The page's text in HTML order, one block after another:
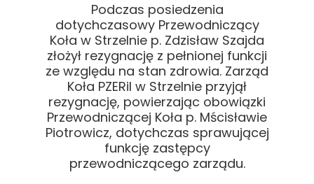
Podczas posiedzenia
dotychczasowy Przewodniczący
Koła w Strzelnie p. Zdzisław Szajda
złożył rezygnację z pełnionej funkcji
ze względu na stan zdrowia. Zarząd
Koła PZERiI w Strzelnie przyjął
rezygnację, powierzając obowiązki
Przewodniczącej Koła p. Mścisławie
Piotrowicz, dotychczas sprawującej
funkcję zastępcy
przewodniczącego zarządu.